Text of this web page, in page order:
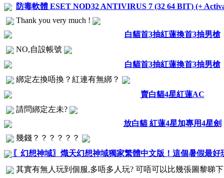
防毒軟體 ESET NOD32 ANTIVIRUS 7 (32 64 BIT) (+
Thank you very much !
白貓首3抽紅蓮換首3抽男槍
NO,自設帳號
白貓首3抽紅蓮換首3抽男槍
綁定左換唔換？紅連有無綁？
賣白貓4星紅蓮AC
請問綁定左未?
放白貓 紅蓮4星加專用4星劍
幾錢？？？？？？
〖幻想神域〗熾天幻想神域獨家繁體中文版！這個暑假最好
其實有無人玩到個服,多唔多人玩? 可唔可以比幾張圖黎睇